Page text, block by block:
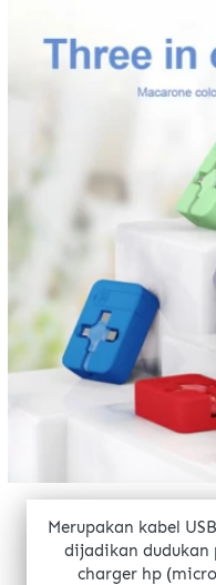
Merupakan kabel
dijadikan dudukan
charger hp